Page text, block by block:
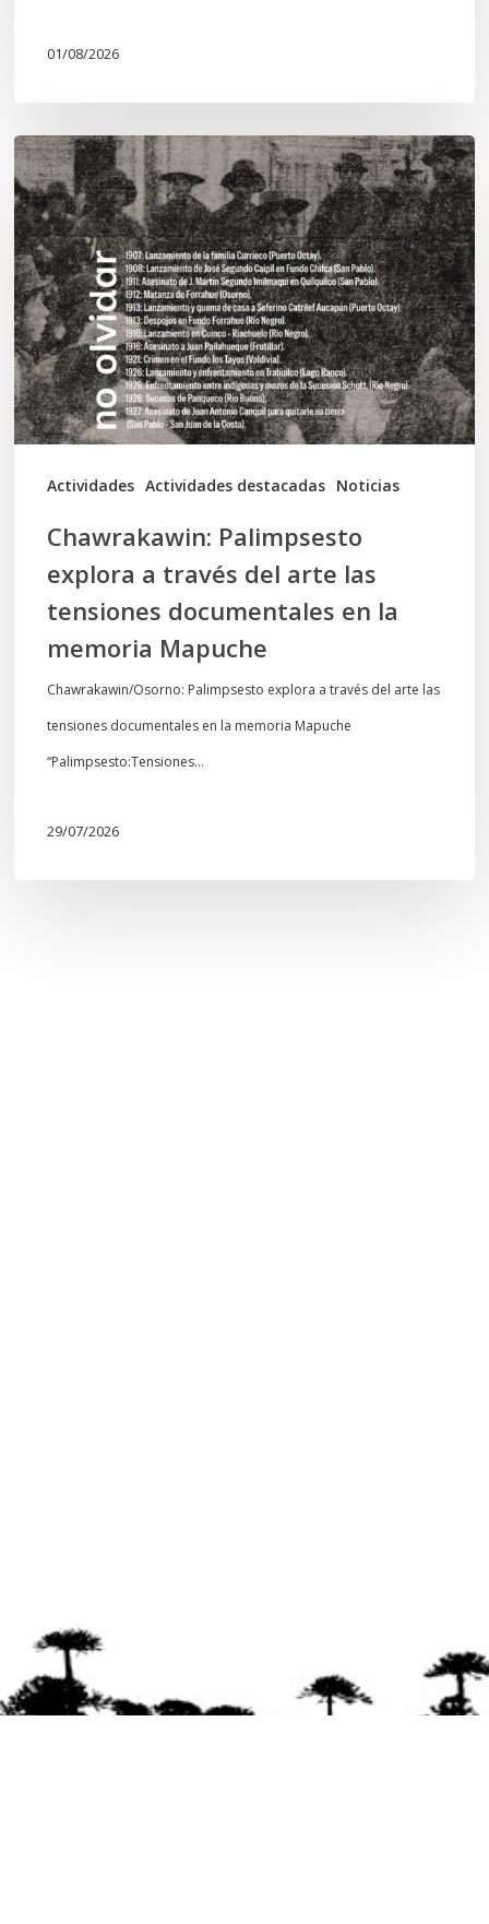
01/08/2026
Actividades Actividades destacadas Noticias
Chawrakawin:
Palimpsesto
explora
a
través
del
arte
las
tensiones
documentales
memoria
Mapuche
Chawrakawin: Palimpsesto
explora a través del arte las
tensiones documentales en la
memoria Mapuche
Chawrakawin/Osorno: Palimpsesto explora a través del arte las
tensiones documentales en la memoria Mapuche
“Palimpsesto:Tensiones…
29/07/2026